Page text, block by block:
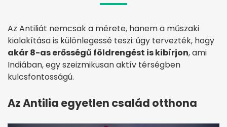
Az Antiliát nemcsak a mérete, hanem a műszaki
kialakítása is különlegessé teszi: úgy tervezték, hogy
akár 8-as erősségű földrengést is kibírjon, ami
Indiában, egy szeizmikusan aktív térségben
kulcsfontosságú.
Az Antilia egyetlen család otthona